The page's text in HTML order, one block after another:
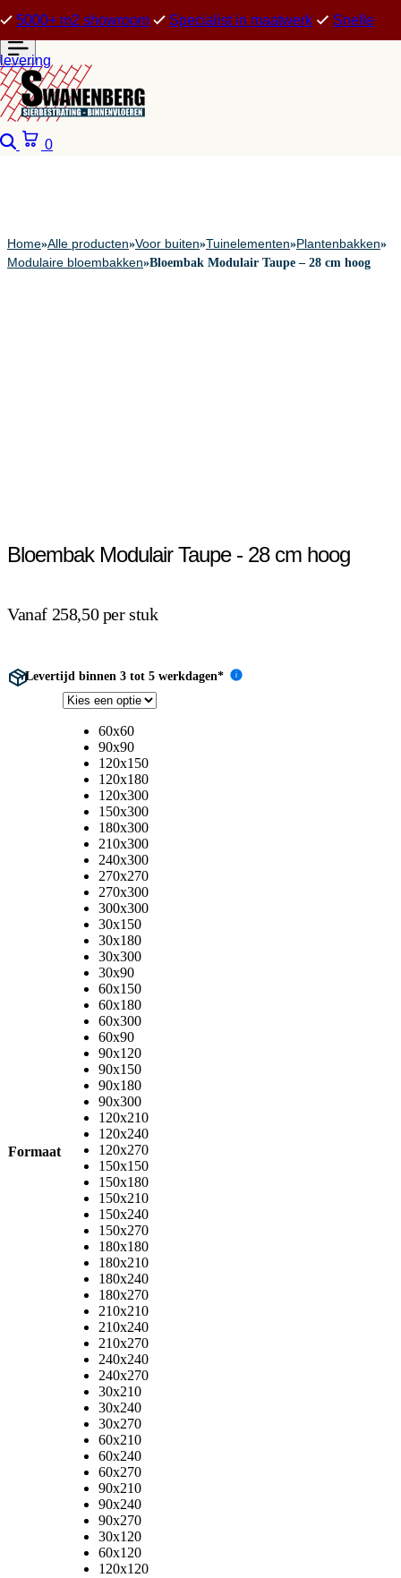
5000+ m2 showroom Specialist in maatwerk Snelle
levering
Zoeken
0
Home»Alle producten»Voor buiten»Tuinelementen»Plantenbakken»
Modulaire bloembakken»Bloembak Modulair Taupe – 28 cm hoog
Bloembak Modulair Taupe - 28 cm hoog
Vanaf 258,50 per stuk
Levertijd binnen 3 tot 5 werkdagen* i
Formaat
60x60
90x90
120x150
120x180
120x300
150x300
180x300
210x300
240x300
270x270
270x300
300x300
30x150
30x180
30x300
30x90
60x150
60x180
60x300
60x90
90x120
90x150
90x180
90x300
120x210
120x240
120x270
150x150
150x180
150x210
150x240
150x270
180x180
180x210
180x240
180x270
210x210
210x240
210x270
240x240
240x270
30x210
30x240
30x270
60x210
60x240
60x270
90x210
90x240
90x270
30x120
60x120
120x120